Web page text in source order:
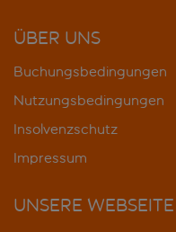
ÜBER UNS
Buchungsbedingungen
Nutzungsbedingungen
Insolvenzschutz
Impressum
UNSERE WEBSEITE